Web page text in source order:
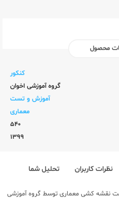
محصول
کنکور
گروه آموزشی اخوان
آموزش و تست
معماری
540
1399
نظرات کاربران تحلیل شما
نقشه کشی معماری توسط گروه آموزشی